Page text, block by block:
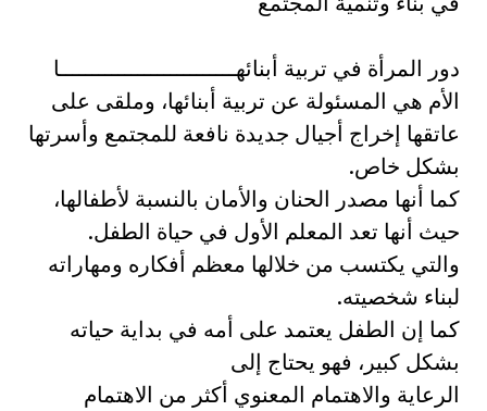
دور المرأة في تربية أبنائهـــــــــــــــــــــــــــا
الأم هي المسئولة عن تربية أبنائها، وملقى على
عاتقها إخراج أجيال جديدة نافعة للمجتمع وأسرتها
بشكل خاص.
كما أنها مصدر الحنان والأمان بالنسبة لأطفالها،
حيث أنها تعد المعلم الأول في حياة الطفل.
والتي يكتسب من خلالها معظم أفكاره ومهاراته
لبناء شخصيته.
كما إن الطفل يعتمد على أمه في بداية حياته
بشكل كبير، فهو يحتاج إلى
الرعاية والاهتمام المعنوي أكثر من الاهتمام